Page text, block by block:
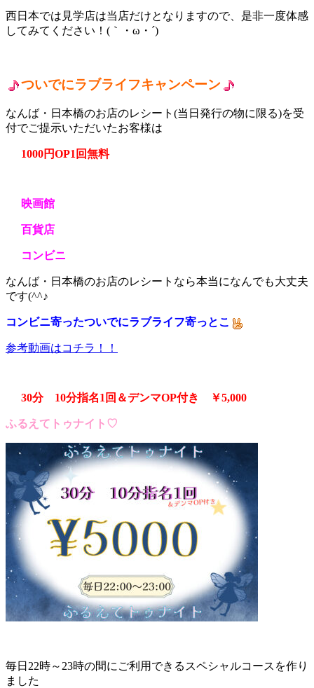
西日本では見学店は当店だけとなりますので、是非一度体感
してみてください！(｀・ω・´)
ついでにラブライフキャンペーン
なんば・日本橋のお店のレシート(当日発行の物に限る)を受
付でご提示いただいたお客様は
1000円OP1回無料
映画館
百貨店
コンビニ
なんば・日本橋のお店のレシートなら本当になんでも大丈夫
です(^^♪
コンビニ寄ったついでにラブライフ寄っとこ
参考動画はコチラ！！
30分 10分指名1回＆デンマOP付き ￥5,000
ふるえてトゥナイト♡
毎日22時～23時の間にご利用できるスペシャルコースを作り
ました